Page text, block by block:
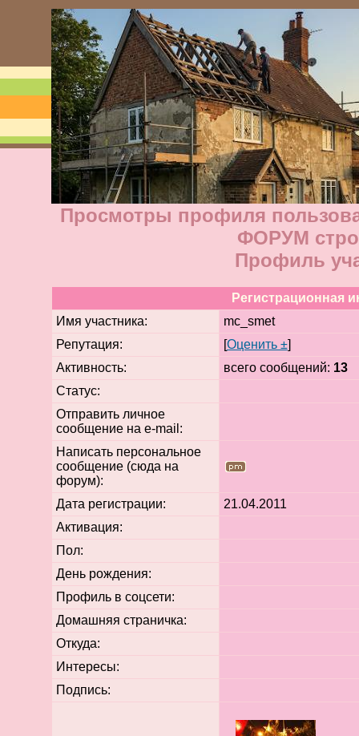
Просмотры профиля
ФОРУМ
Профиль
Регистрационная
Имя участника:
mc_smet
Репутация:
[Оценить ±]
Активность:
всего сообщений: 13
Статус:
Отправить личное
сообщение на e-mail:
Написать персональное
сообщение (сюда на
форум):
Дата регистрации:
21.04.2011
Активация:
Пол:
День рождения:
Профиль в соцсети:
Домашняя страничка:
Откуда:
Интересы:
Подпись: